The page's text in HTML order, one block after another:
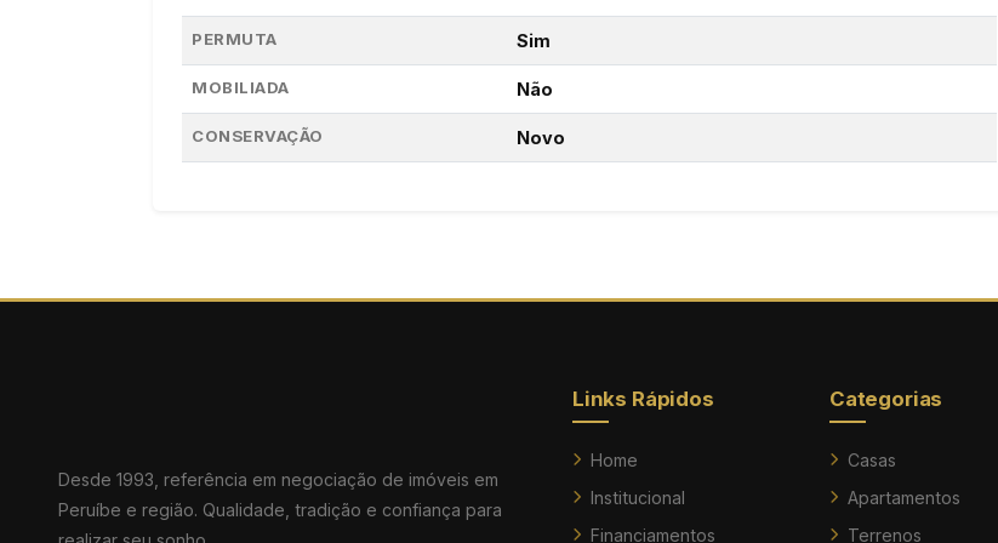
PERMUTA Sim
MOBILIADA Não
CONSERVAÇÃO Novo
Desde 1993, referência em negociação de imóveis em
Peruíbe e região. Qualidade, tradição e confiança para
Links Rápidos
Home
Institucional
Financiamentos
Categorias
Casas
Apartamentos
Terrenos